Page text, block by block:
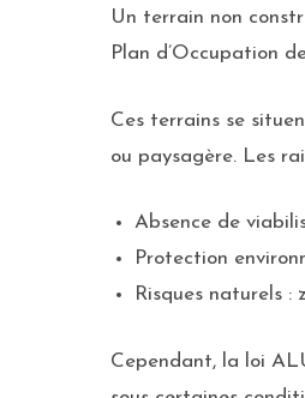
Un terrain non
Plan d’Occupation
Ces terrains se
ou paysagère. Les
Absence de
Protection
Risques naturels :
Cependant, la loi